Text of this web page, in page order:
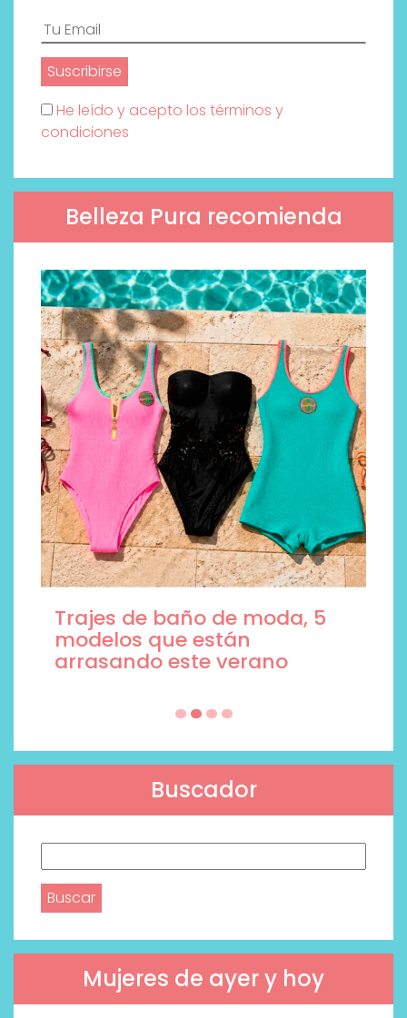
He leído y acepto los términos y
condiciones
Belleza Pura recomienda
Trajes de baño de moda, 5
modelos que están
arrasando este verano
Buscador
Mujeres de ayer y hoy